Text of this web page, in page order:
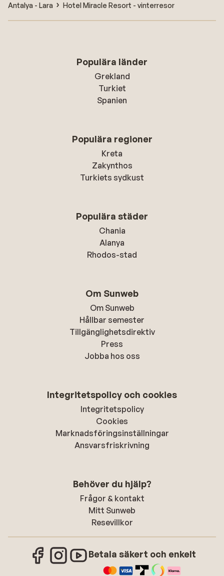
Antalya - Lara
Hotel Miracle Resort - vinterresor
Populära länder
Grekland
Turkiet
Spanien
Populära regioner
Kreta
Zakynthos
Turkiets sydkust
Populära städer
Chania
Alanya
Rhodos-stad
Om Sunweb
Om Sunweb
Hållbar semester
Tillgänglighetsdirektiv
Press
Jobba hos oss
Integritetspolicy och cookies
Integritetspolicy
Cookies
Marknadsföringsinställningar
Ansvarsfriskrivning
Behöver du hjälp?
Frågor & kontakt
Mitt Sunweb
Resevillkor
Betala säkert och enkelt